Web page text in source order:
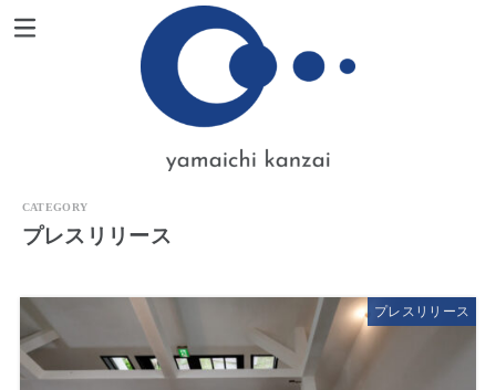
プレスリリース
プレスリリース